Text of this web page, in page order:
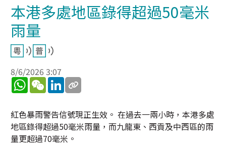
本港多處地區錄得超過50毫米
雨量
8/6/2026 3:07
WhatsApp
WeChatLinkedIn
紅色暴雨警告信號現正生效。 在過去一兩小時，本港多處
地區錄得超過50毫米雨量，而九龍東、西貢及中西區的雨
量更超過70毫米。